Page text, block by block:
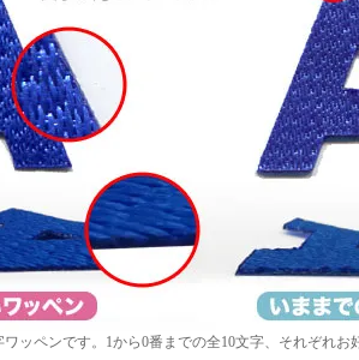
ッペンです。1から0番までの全10文字、それぞれ